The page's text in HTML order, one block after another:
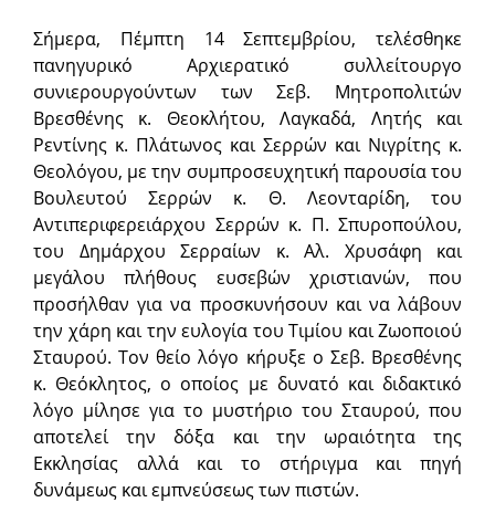
Σήμερα, Πέμπτη 14 Σεπτεμβρίου, τελέσθηκε
πανηγυρικό Αρχιερατικό συλλείτουργο
συνιερουργούντων των Σεβ. Μητροπολιτών
Βρεσθένης κ. Θεοκλήτου, Λαγκαδά, Λητής και
Ρεντίνης κ. Πλάτωνος και Σερρών και Νιγρίτης κ.
Θεολόγου, με την συμπροσευχητική παρουσία του
Βουλευτού Σερρών κ. Θ. Λεονταρίδη, του
Αντιπεριφερειάρχου Σερρών κ. Π. Σπυροπούλου,
του Δημάρχου Σερραίων κ. Αλ. Χρυσάφη και
μεγάλου πλήθους ευσεβών χριστιανών, που
προσήλθαν για να προσκυνήσουν και να λάβουν
την χάρη και την ευλογία του Τιμίου και Ζωοποιού
Σταυρού. Τον θείο λόγο κήρυξε ο Σεβ. Βρεσθένης
κ. Θεόκλητος, ο οποίος με δυνατό και διδακτικό
λόγο μίλησε για το μυστήριο του Σταυρού, που
αποτελεί την δόξα και την ωραιότητα της
Εκκλησίας αλλά και το στήριγμα και πηγή
δυνάμεως και εμπνεύσεως των πιστών.